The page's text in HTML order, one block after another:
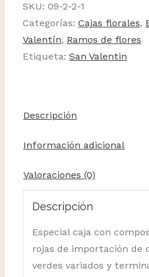
SKU: 09-2-2-1
Categorías: Cajas florales,
Valentín, Ramos de flores
Etiqueta: San Valentin
Descripción
Información adicional
Valoraciones (0)
Descripción
Especial caja con
rojas de importación de
verdes variados y